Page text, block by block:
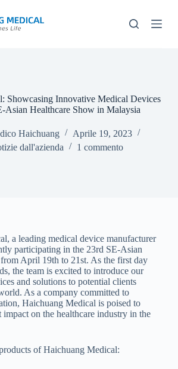
Showcasing Innovative Medical Devices
Asian Healthcare Show in Malaysia
Haichuang
Aprile 19, 2023
dall'azienda
1 commento
a leading medical device manufacturer
participating in the 23rd SE-Asian
April 19th to 21st. As the first day
the team is excited to introduce our
and solutions to potential clients
As a company committed to
Haichuang Medical is poised to
impact on the healthcare industry in the
of Haichuang Medical: